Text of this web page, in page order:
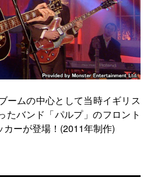
ームの中心として当時イギリス
たバンド「パルプ」のフロント
ーが登場！(2011年制作)